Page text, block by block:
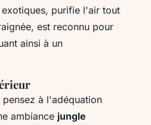
purifie l'air tout
est reconnu pour
ainsi à un
à l'adéquation
ambiance jungle